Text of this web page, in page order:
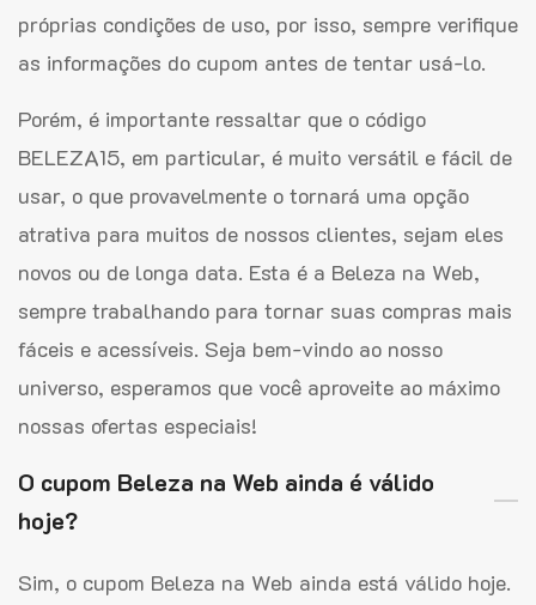
próprias condições de uso, por isso, sempre verifique
as informações do cupom antes de tentar usá-lo.
Porém, é importante ressaltar que o código
BELEZA15, em particular, é muito versátil e fácil de
usar, o que provavelmente o tornará uma opção
atrativa para muitos de nossos clientes, sejam eles
novos ou de longa data. Esta é a Beleza na Web,
sempre trabalhando para tornar suas compras mais
fáceis e acessíveis. Seja bem-vindo ao nosso
universo, esperamos que você aproveite ao máximo
nossas ofertas especiais!
O cupom Beleza na Web ainda é válido
hoje?
Sim, o cupom Beleza na Web ainda está válido hoje.